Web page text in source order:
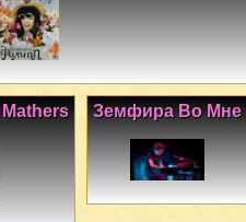
Земфира Во Мне